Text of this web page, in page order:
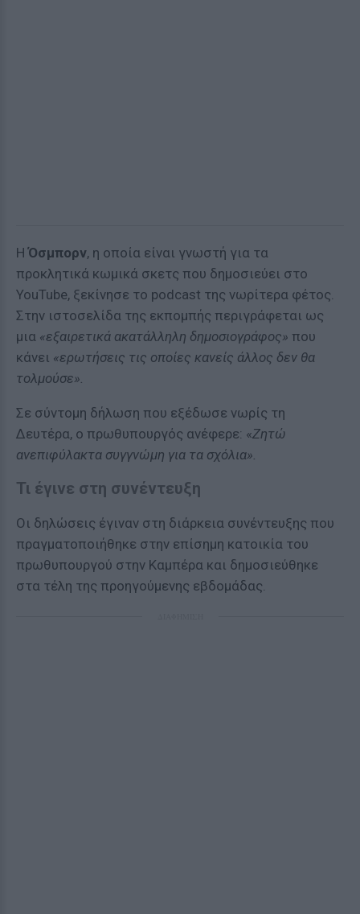
ΗΌσμπορν, η οποία είναι γνωστή για τα
προκλητικά κωμικά σκετς που δημοσιεύει στο
YouTube, ξεκίνησε το podcast της νωρίτερα φέτος.
Στην ιστοσελίδα της εκπομπής περιγράφεται ως
μια «εξαιρετικά ακατάλληλη δημοσιογράφος» που
κάνει «ερωτήσεις τις οποίες κανείς άλλος δεν θα
τολμούσε».
Σε σύντομη δήλωση που εξέδωσε νωρίς τη
Δευτέρα, ο πρωθυπουργός ανέφερε: «Ζητώ
ανεπιφύλακτα συγγνώμη για τα σχόλια».
Τι έγινε στη συνέντευξη
Οι δηλώσεις έγιναν στη διάρκεια συνέντευξης που
πραγματοποιήθηκε στην επίσημη κατοικία του
πρωθυπουργού στην Καμπέρα και δημοσιεύθηκε
στα τέλη της προηγούμενης εβδομάδας.